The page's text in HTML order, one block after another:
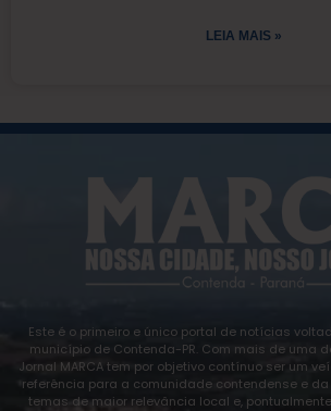
LEIA MAIS »
Este é o primeiro e único portal de notícias
município de Contenda-PR. Com mais de uma
Jornal MARCA tem por objetivo contínuo ser um
referência para a comunidade contendense e
temas de maior relevância local e,